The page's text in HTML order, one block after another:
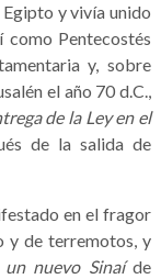
y vivía unido
como Pentecostés
y, sobre
el año 70 d.C.,
de la Ley en el
de la salida de
en el fragor
y de terremotos, y
un nuevo Sinaíde